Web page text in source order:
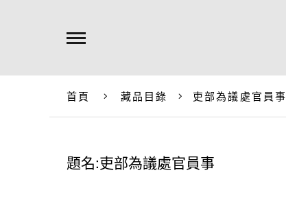
首頁 藏品目錄 吏部為議處官員事
題名:吏部為議處官員事